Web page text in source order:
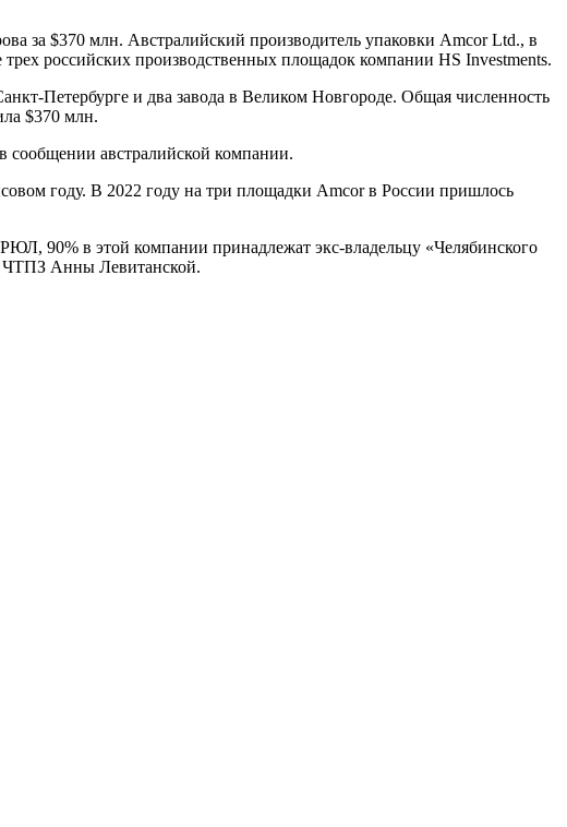
за $370 млн. Австралийский производитель упаковки Amcor Ltd., в
российских производственных площадок компании HS Investments.
Петербурге и два завода в Великом Новгороде. Общая численность
$370 млн.
сообщении австралийской компании.
году. В 2022 году на три площадки Amcor в России пришлось
90% в этой компании принадлежат экс-владельцу «Челябинского
ЧТПЗ Анны Левитанской.